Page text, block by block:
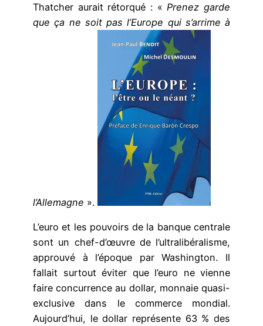
Thatcher aurait rétorqué : « Prenez garde
que ça ne soit pas l’Europe qui s’arrime à
l’Allemagne ».
L’euro et les pouvoirs de la banque centrale
sont un chef-d’œuvre de l’ultralibéralisme,
approuvé à l’époque par Washington. Il
fallait surtout éviter que l’euro ne vienne
faire concurrence au dollar, monnaie quasi-
exclusive dans le commerce mondial.
Aujourd’hui, le dollar représente 63 % des